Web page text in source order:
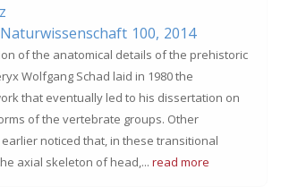
100, 2014
of the anatomical details of the prehistoric
Wolfgang Schad laid in 1980 the
that eventually led to his dissertation on
of the vertebrate groups. Other
noticed that, in these transitional
axial skeleton of head,... read more